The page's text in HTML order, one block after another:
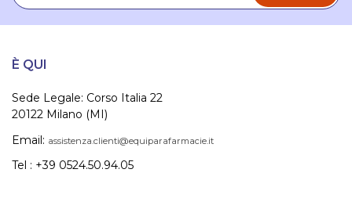
È QUI
Sede Legale: Corso Italia 22
20122 Milano (MI)
Email: assistenza.clienti@equiparafarmacie.it
Tel : +39 0524.50.94.05